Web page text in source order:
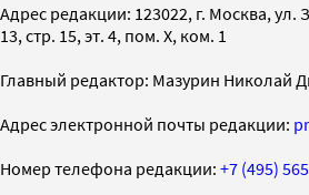
Адрес редакции: 123022, г. Москва, ул.
13, стр. 15, эт. 4, пом. X, ком. 1
Главный редактор: Мазурин Николай
Адрес электронной почты редакции:
Номер телефона редакции: +7 (495)